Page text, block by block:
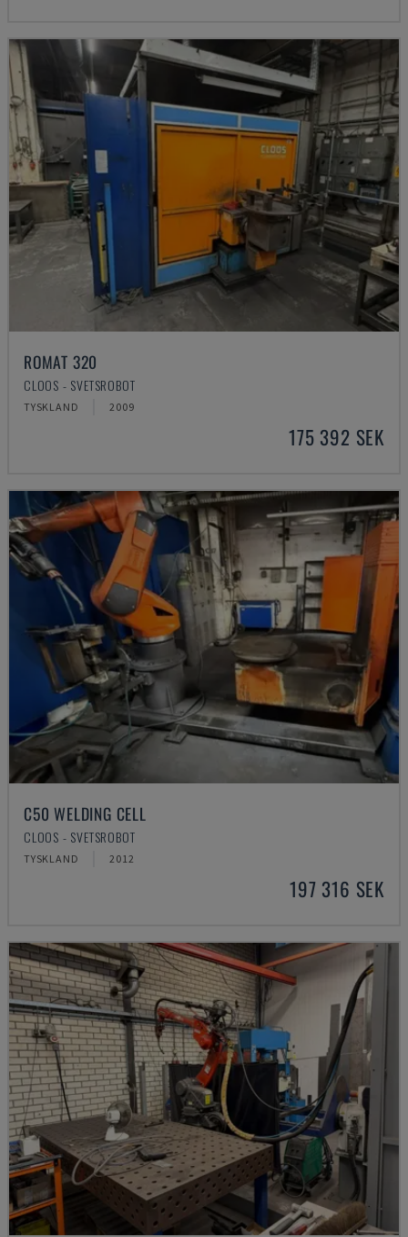
ROMAT 320
CLOOS - SVETSROBOT
TYSKLAND 2009
175 392 SEK
C50 WELDING CELL
CLOOS - SVETSROBOT
TYSKLAND 2012
197 316 SEK